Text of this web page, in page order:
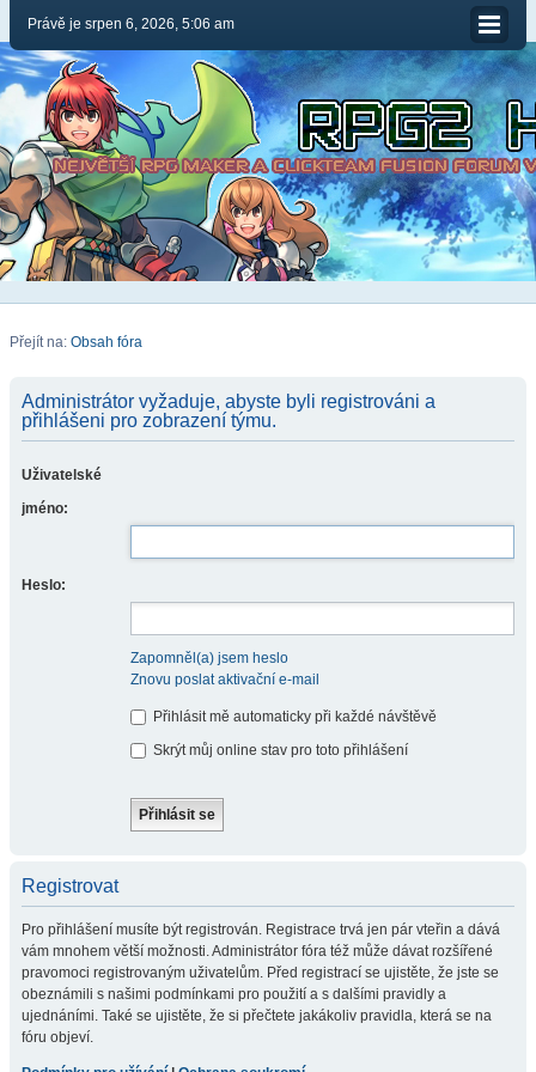
Právě je srpen 6, 2026, 5:06 am
Přejít na: Obsah fóra
Administrátor vyžaduje, abyste byli registrováni a
přihlášeni pro zobrazení týmu.
Uživatelské
jméno:
Heslo:
Zapomněl(a) jsem heslo
Znovu poslat aktivační e-mail
Přihlásit mě automaticky při každé návštěvě
Skrýt můj online stav pro toto přihlášení
Registrovat
Pro přihlášení musíte být registrován. Registrace trvá jen pár vteřin a dává
vám mnohem větší možnosti. Administrátor fóra též může dávat rozšířené
pravomoci registrovaným uživatelům. Před registrací se ujistěte, že jste se
obeznámili s našimi podmínkami pro použití a s dalšími pravidly a
ujednáními. Také se ujistěte, že si přečtete jakákoliv pravidla, která se na
fóru objeví.